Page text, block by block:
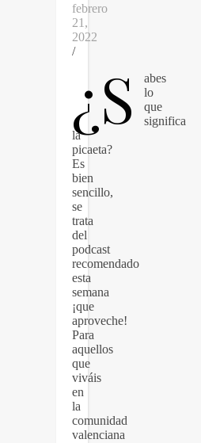
febrero
21,
2022
/
¿S
abes
lo
que
significa
la
picaeta?
Es
bien
sencillo,
se
trata
del
podcast
recomendado
esta
semana
¡que
aproveche!
Para
aquellos
que
viváis
en
la
comunidad
valenciana